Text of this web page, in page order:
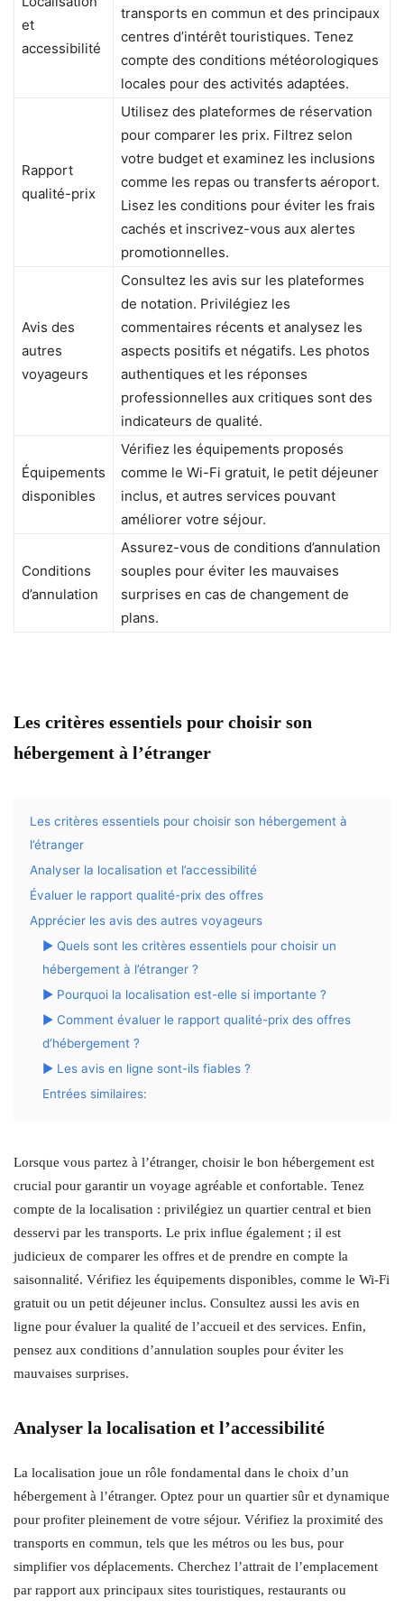
et
accessibilité
transports en commun et des principaux
centres d’intérêt touristiques. Tenez
compte des conditions météorologiques
locales pour des activités adaptées.
Rapport
qualité-prix
Utilisez des plateformes de réservation
pour comparer les prix. Filtrez selon
votre budget et examinez les inclusions
comme les repas ou transferts aéroport.
Lisez les conditions pour éviter les frais
cachés et inscrivez-vous aux alertes
promotionnelles.
Avis des
autres
voyageurs
Consultez les avis sur les plateformes
de notation. Privilégiez les
commentaires récents et analysez les
aspects positifs et négatifs. Les photos
authentiques et les réponses
professionnelles aux critiques sont des
indicateurs de qualité.
Équipements
disponibles
Vérifiez les équipements proposés
comme le Wi-Fi gratuit, le petit déjeuner
inclus, et autres services pouvant
améliorer votre séjour.
Conditions
d’annulation
Assurez-vous de conditions d’annulation
souples pour éviter les mauvaises
surprises en cas de changement de
plans.
Les critères essentiels pour choisir son
hébergement à l’étranger
Les critères essentiels pour choisir son hébergement à
l’étranger
Analyser la localisation et l’accessibilité
Évaluer le rapport qualité-prix des offres
Apprécier les avis des autres voyageurs
▶ Quels sont les critères essentiels pour choisir un
hébergement à l’étranger ?
▶ Pourquoi la localisation est-elle si importante ?
▶ Comment évaluer le rapport qualité-prix des offres
d’hébergement ?
▶ Les avis en ligne sont-ils fiables ?
Entrées similaires:
Lorsque vous partez à l’étranger, choisir le bon hébergement est
crucial pour garantir un voyage agréable et confortable. Tenez
compte de la localisation : privilégiez un quartier central et bien
desservi par les transports. Le prix influe également ; il est
judicieux de comparer les offres et de prendre en compte la
saisonnalité. Vérifiez les équipements disponibles, comme le Wi-Fi
gratuit ou un petit déjeuner inclus. Consultez aussi les avis en
ligne pour évaluer la qualité de l’accueil et des services. Enfin,
pensez aux conditions d’annulation souples pour éviter les
mauvaises surprises.
Analyser la localisation et l’accessibilité
La localisation joue un rôle fondamental dans le choix d’un
hébergement à l’étranger. Optez pour un quartier sûr et dynamique
pour profiter pleinement de votre séjour. Vérifiez la proximité des
transports en commun, tels que les métros ou les bus, pour
simplifier vos déplacements. Cherchez l’attrait de l’emplacement
par rapport aux principaux sites touristiques, restaurants ou